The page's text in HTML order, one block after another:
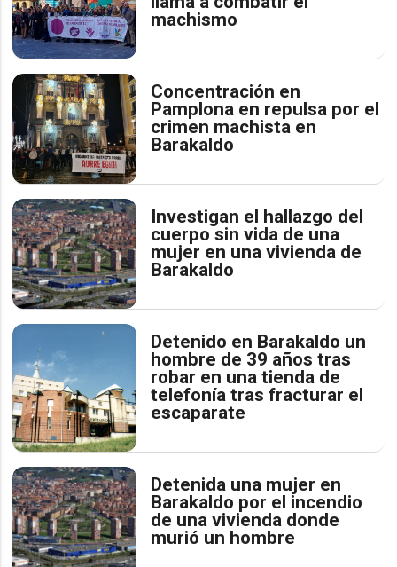
machismo
Concentración en
Pamplona en repulsa por el
crimen machista en
Barakaldo
Investigan el hallazgo del
cuerpo sin vida de una
mujer en una vivienda de
Barakaldo
Detenido en Barakaldo un
hombre de 39 años tras
robar en una tienda de
telefonía tras fracturar el
escaparate
Detenida una mujer en
Barakaldo por el incendio
de una vivienda donde
murió un hombre